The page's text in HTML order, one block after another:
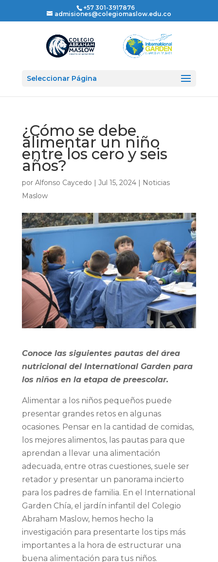
+57 301-3917876
admisiones@colegiomaslow.edu.co
Seleccionar Página
¿Cómo se debe
alimentar un niño
entre los cero y seis
años?
por Alfonso Caycedo | Jul 15, 2024| Noticias
Maslow
Conoce las siguientes pautas del área
nutricional del International Garden para
los niños en la etapa de preescolar.
Alimentar a los niños pequeños puede
presentar grandes retos en algunas
ocasiones. Pensar en la cantidad de comidas,
los mejores alimentos, las pautas para que
aprendan a llevar una alimentación
adecuada, entre otras cuestiones, suele ser
retador y presentar un panorama incierto
para los padres de familia. En el International
Garden Chía, el jardín infantil del Colegio
Abraham Maslow, hemos hecho la
investigación para presentarte los tips más
importantes a la hora de estructurar una
buena alimentación para tus niños.